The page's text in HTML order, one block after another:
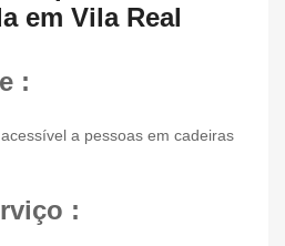
em Vila Real
:
a pessoas em cadeiras
: